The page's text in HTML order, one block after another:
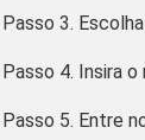
Passo 3.
Passo 4. Insira
Passo 5. Entre